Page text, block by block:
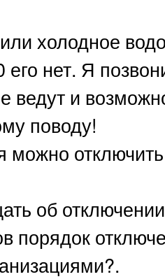
холодное
его нет. Я
ведут и
поводу!
можно
об
порядок